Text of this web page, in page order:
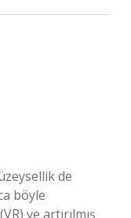
de
böyle
ve artırılmış